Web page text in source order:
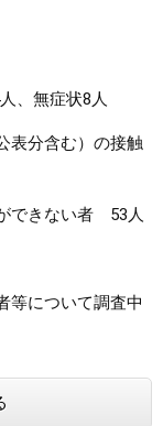
、無症状8人
表分含む）の接触
できない者 53人
等について調査中